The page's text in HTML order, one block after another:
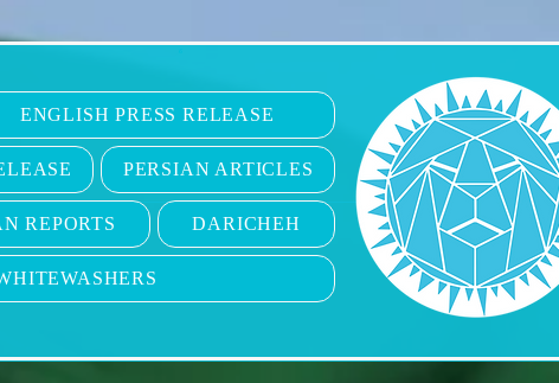
ENGLISH PRESS RELEASE
PERSIAN ARTICLES
REPORTS DARICHEH